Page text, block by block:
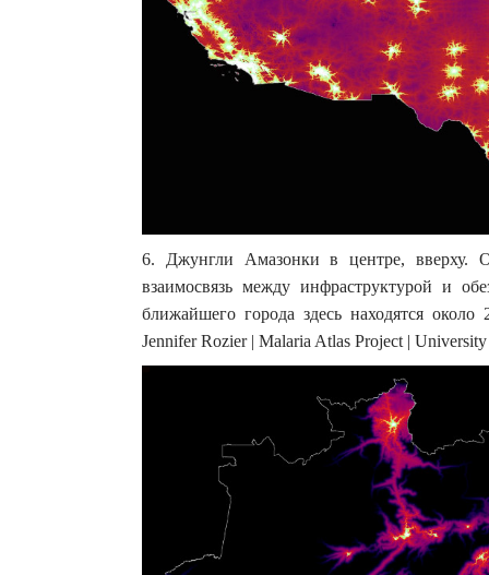
6. Джунгли Амазонки в центре, вверху.
взаимосвязь между инфраструктурой и
ближайшего города здесь находятся
Jennifer Rozier | Malaria Atlas Project |